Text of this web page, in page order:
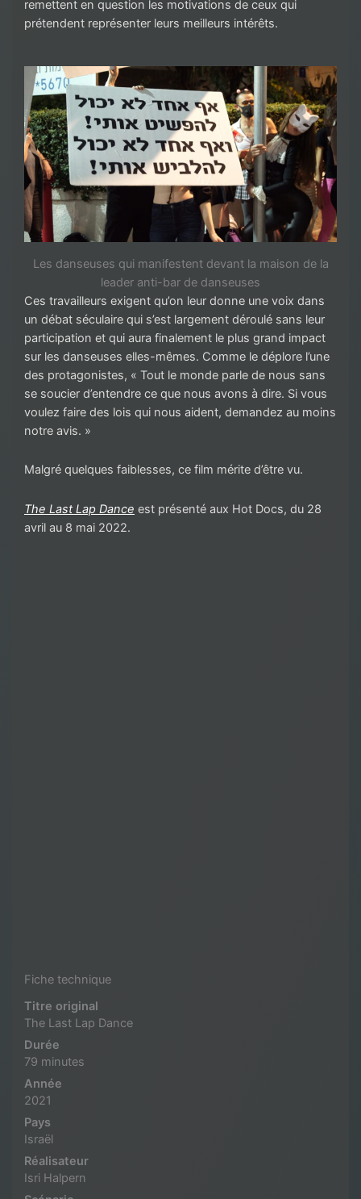
remettent en question les motivations de ceux qui
prétendent représenter leurs meilleurs intérêts.
Les danseuses qui manifestent devant la maison de la
leader anti-bar de danseuses
Ces travailleurs exigent qu’on leur donne une voix dans
un débat séculaire qui s’est largement déroulé sans leur
participation et qui aura finalement le plus grand impact
sur les danseuses elles-mêmes. Comme le déplore l’une
des protagonistes, « Tout le monde parle de nous sans
se soucier d’entendre ce que nous avons à dire. Si vous
voulez faire des lois qui nous aident, demandez au moins
notre avis. »
Malgré quelques faiblesses, ce film mérite d’être vu.
The Last Lap Dance est présenté aux Hot Docs, du 28
avril au 8 mai 2022.
Fiche technique
Titre original
The Last Lap Dance
Durée
79 minutes
Année
2021
Pays
Israël
Réalisateur
Isri Halpern